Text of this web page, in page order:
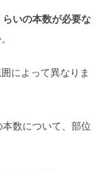
らいの本数が必要な
によって異なりま
数について、部位